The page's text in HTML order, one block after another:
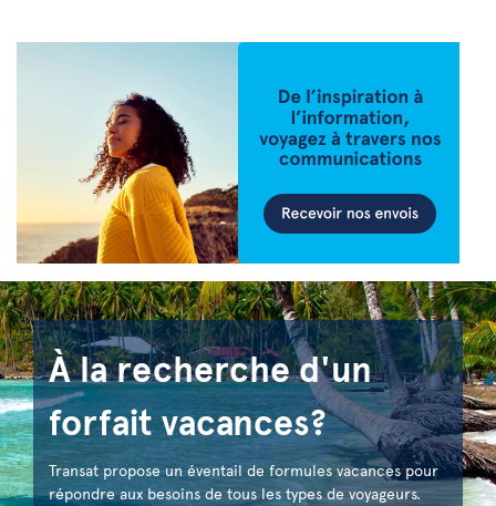
À la recherche d'un
forfait vacances?
Transat propose un éventail de formules vacances pour
répondre aux besoins de tous les types de voyageurs.